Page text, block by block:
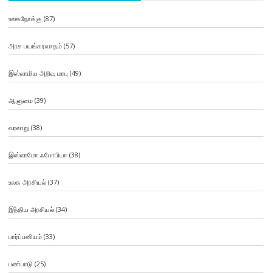
உலகநோக்கு (87)
அரச பயங்கரவாதம்(57)
இஸ்லாமிய அறிவு மரபு (49)
ஆளுமை(39)
வரலாறு(38)
இஸ்லாமோ ஃபோபியா (38)
உலக அரசியல்(37)
இந்திய அரசியல்(34)
பார்ப்பனியம்(33)
பண்பாடு(25)